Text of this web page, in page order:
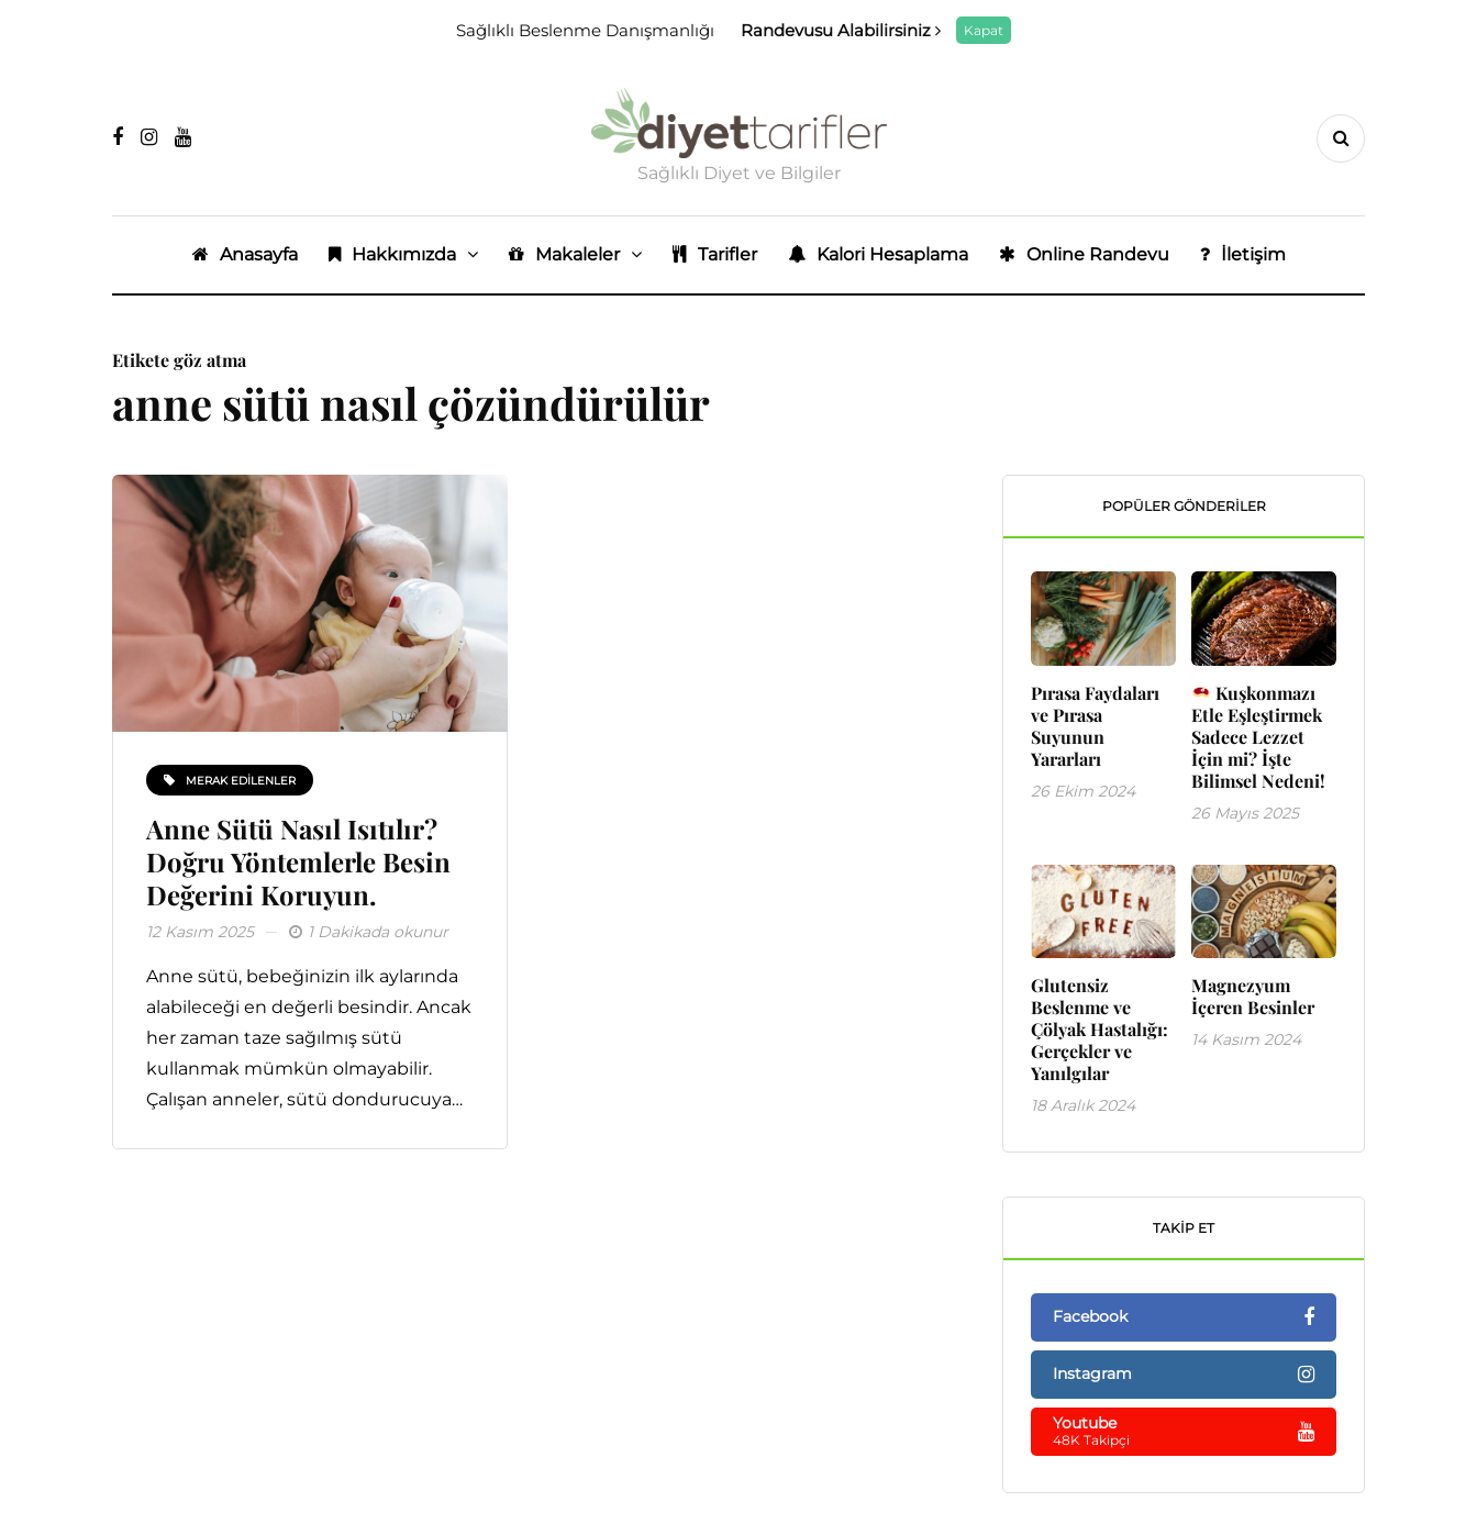
Sağlıklı Beslenme Danışmanlığı Randevusu Alabilirsiniz Kapat
Sağlıklı Diyet ve Bilgiler
Anasayfa Hakkımızda Makaleler Tarifler Kalori Hesaplama Online Randevu İletişim
Etikete göz atma
anne sütü nasıl çözündürülür
MERAK EDILENLER
Anne Sütü Nasıl Isıtılır?
Doğru Yöntemlerle Besin
Değerini Koruyun.
12 Kasım 2025 1 Dakikada okunur
Anne sütü, bebeğinizin ilk aylarında
alabileceği en değerli besindir. Ancak
her zaman taze sağılmış sütü
kullanmak mümkün olmayabilir.
Çalışan anneler, sütü dondurucuya…
POPÜLER GÖNDERILER
Pırasa Faydaları
ve Pırasa
Suyunun
Yararları
26 Ekim 2024
Kuşkonmazı
Etle Eşleştirmek
Sadece Lezzet
İçin mi? İşte
Bilimsel Nedeni!
26 Mayıs 2025
Glutensiz
Beslenme ve
Çölyak Hastalığı:
Gerçekler ve
Yanılgılar
18 Aralık 2024
Magnezyum
İçeren Besinler
14 Kasım 2024
TAKIP ET
Facebook
Instagram
Youtube
48K Takipçi